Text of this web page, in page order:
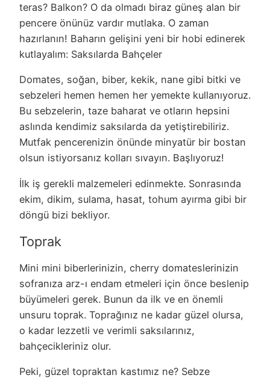
teras? Balkon? O da olmadı biraz güneş alan bir
pencere önünüz vardır mutlaka. O zaman
hazırlanın! Baharın gelişini yeni bir hobi edinerek
kutlayalım: Saksılarda Bahçeler
Domates, soğan, biber, kekik, nane gibi bitki ve
sebzeleri hemen hemen her yemekte kullanıyoruz.
Bu sebzelerin, taze baharat ve otların hepsini
aslında kendimiz saksılarda da yetiştirebiliriz.
Mutfak pencerenizin önünde minyatür bir bostan
olsun istiyorsanız kolları sıvayın. Başlıyoruz!
İlk iş gerekli malzemeleri edinmekte. Sonrasında
ekim, dikim, sulama, hasat, tohum ayırma gibi bir
döngü bizi bekliyor.
Toprak
Mini mini biberlerinizin, cherry domateslerinizin
sofranıza arz-ı endam etmeleri için önce beslenip
büyümeleri gerek. Bunun da ilk ve en önemli
unsuru toprak. Toprağınız ne kadar güzel olursa,
o kadar lezzetli ve verimli saksılarınız,
bahçecikleriniz olur.
Peki, güzel topraktan kastımız ne? Sebze